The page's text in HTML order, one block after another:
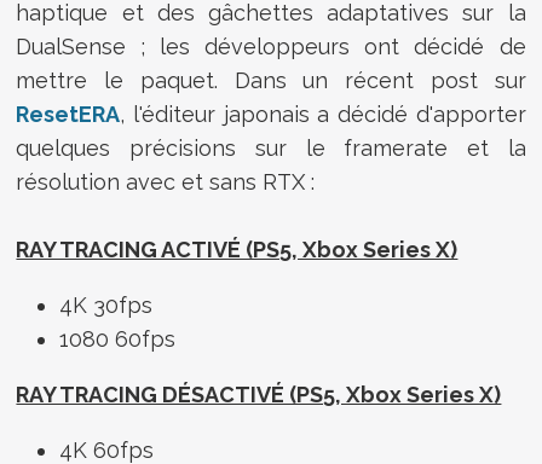
haptique et des gâchettes adaptatives sur la
DualSense ; les développeurs ont décidé de
mettre le paquet. Dans un récent post sur
ResetERA, l'éditeur japonais a décidé d'apporter
quelques précisions sur le framerate et la
résolution avec et sans RTX :
RAY TRACING ACTIVÉ (PS5, Xbox Series X)
4K 30fps
1080 60fps
RAY TRACING DÉSACTIVÉ (PS5, Xbox Series X)
4K 60fps